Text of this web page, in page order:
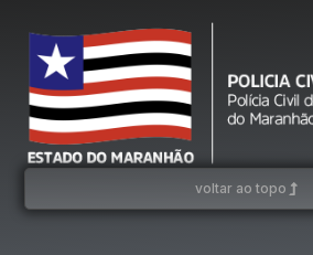
voltar ao topo